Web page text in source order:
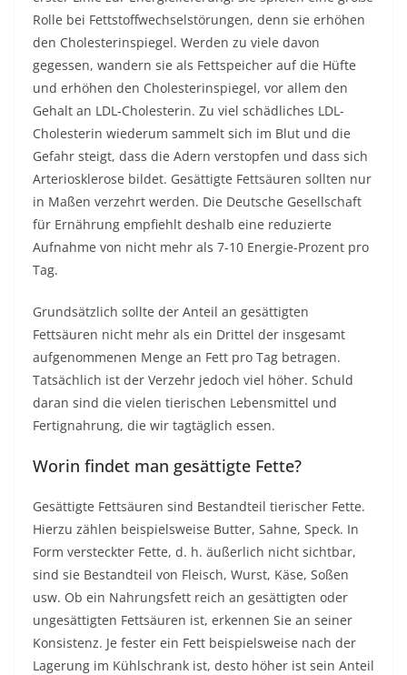
Rolle bei Fettstoffwechselstörungen, denn sie erhöhen
den Cholesterinspiegel. Werden zu viele davon
gegessen, wandern sie als Fettspeicher auf die Hüfte
und erhöhen den Cholesterinspiegel, vor allem den
Gehalt an LDL-Cholesterin. Zu viel schädliches LDL-
Cholesterin wiederum sammelt sich im Blut und die
Gefahr steigt, dass die Adern verstopfen und dass sich
Arteriosklerose bildet. Gesättigte Fettsäuren sollten nur
in Maßen verzehrt werden. Die Deutsche Gesellschaft
für Ernährung empfiehlt deshalb eine reduzierte
Aufnahme von nicht mehr als 7-10 Energie-Prozent pro
Tag.
Grundsätzlich sollte der Anteil an gesättigten
Fettsäuren nicht mehr als ein Drittel der insgesamt
aufgenommenen Menge an Fett pro Tag betragen.
Tatsächlich ist der Verzehr jedoch viel höher. Schuld
daran sind die vielen tierischen Lebensmittel und
Fertignahrung, die wir tagtäglich essen.
Worin findet man gesättigte Fette?
Gesättigte Fettsäuren sind Bestandteil tierischer Fette.
Hierzu zählen beispielsweise Butter, Sahne, Speck. In
Form versteckter Fette, d. h. äußerlich nicht sichtbar,
sind sie Bestandteil von Fleisch, Wurst, Käse, Soßen
usw. Ob ein Nahrungsfett reich an gesättigten oder
ungesättigten Fettsäuren ist, erkennen Sie an seiner
Konsistenz. Je fester ein Fett beispielsweise nach der
Lagerung im Kühlschrank ist, desto höher ist sein Anteil